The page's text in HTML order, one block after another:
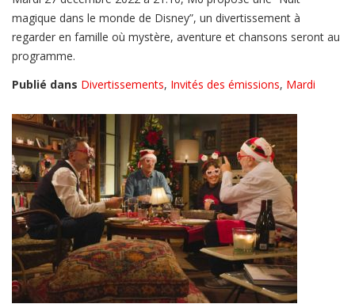
magique dans le monde de Disney”, un divertissement à
regarder en famille où mystère, aventure et chansons seront au
programme.
Publié dans Divertissements, Invités des émissions, Mardi